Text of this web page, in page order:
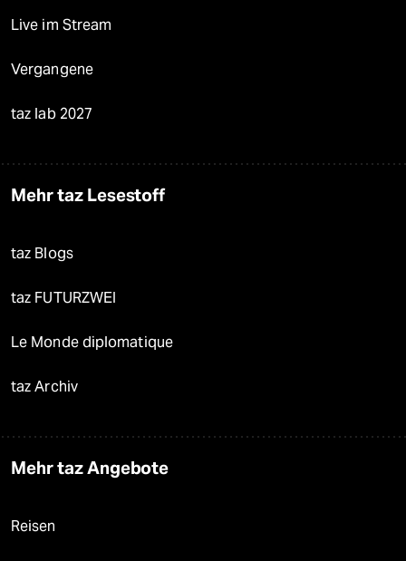
Live im Stream
Vergangene
taz lab 2027
Mehr taz Lesestoff
taz Blogs
taz FUTURZWEI
Le Monde diplomatique
taz Archiv
Mehr taz Angebote
Reisen